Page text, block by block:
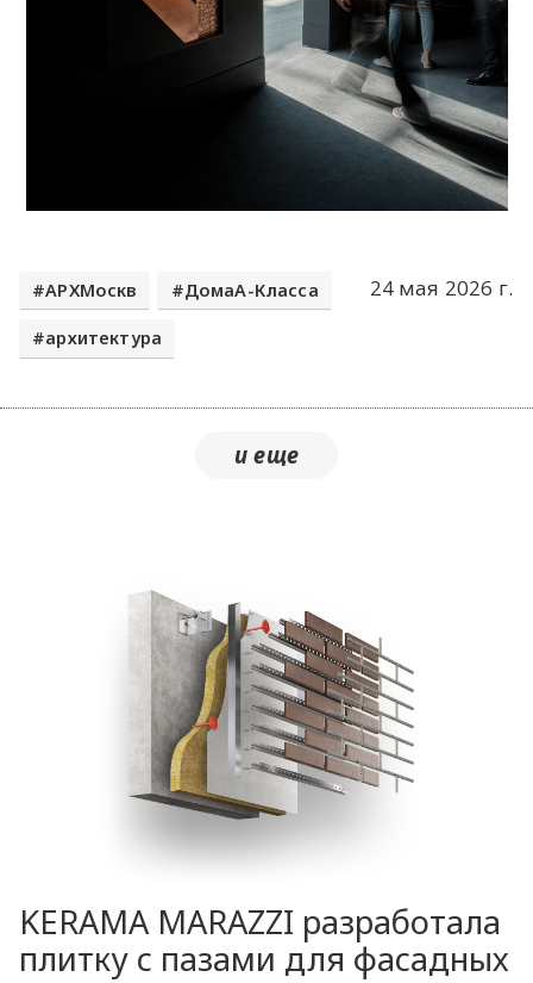
24 мая 2026 г.
АРХМоскв ДомаА-Класса
архитектура
KERAMA MARAZZI разработала
плитку с пазами для фасадных